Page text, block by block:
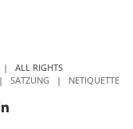
ALL RIGHTS
SATZUNG | NETIQUETTE
LinkedIn